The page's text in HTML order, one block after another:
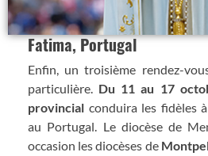
Fatima, Portugal
Enfin, un troisième rendez-
particulière. Du 11 au 17
provincial conduira les fidèles à
au Portugal. Le diocèse de
occasion les diocèses de